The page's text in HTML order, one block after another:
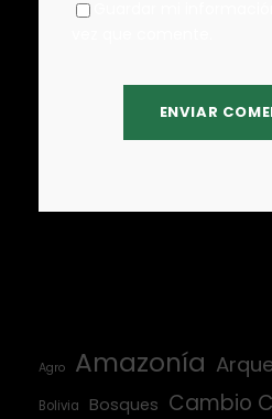
Agro Amazonía
Bolivia Bosques Cambio